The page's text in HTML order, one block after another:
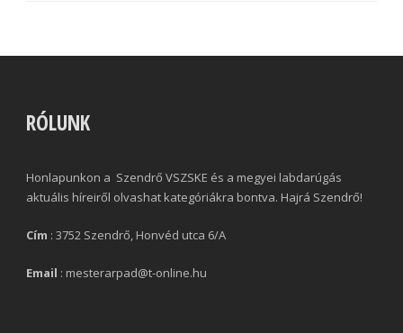
RÓLUNK
Honlapunkon a Szendrő VSZSKE és a megyei labdarúgás
aktuális híreiről olvashat kategóriákra bontva. Hajrá Szendrő!
Cím : 3752 Szendrő, Honvéd utca 6/A
Email : mesterarpad@t-online.hu